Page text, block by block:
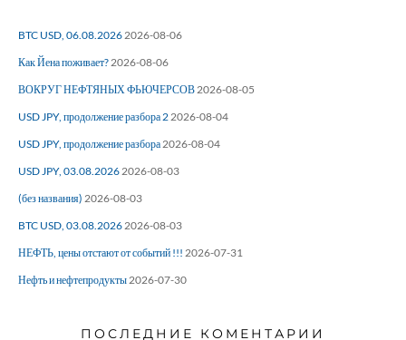
BTC USD, 06.08.2026 2026-08-06
Как Йена поживает? 2026-08-06
ВОКРУГ НЕФТЯНЫХ ФЬЮЧЕРСОВ 2026-08-05
USD JPY, продолжение разбора 2 2026-08-04
USD JPY, продолжение разбора 2026-08-04
USD JPY, 03.08.2026 2026-08-03
(без названия) 2026-08-03
BTC USD, 03.08.2026 2026-08-03
НЕФТЬ, цены отстают от событий !!! 2026-07-31
Нефть и нефтепродукты 2026-07-30
ПОСЛЕДНИЕ КОМЕНТАРИИ